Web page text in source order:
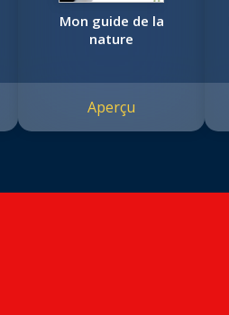
Mon guide de la
nature
Aperçu